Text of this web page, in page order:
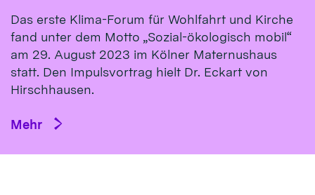
Das erste Klima-Fo­rum für Wohl­fahrt und Kirche
fand un­ter dem Mot­to „So­zial-öko­logisch mo­bil“
am 29. Au­gust 2023 im Köl­ner Ma­ternus­haus
statt. Den Impulsvortrag hielt Dr. Eckart von
Hirsch­hausen.
Mehr